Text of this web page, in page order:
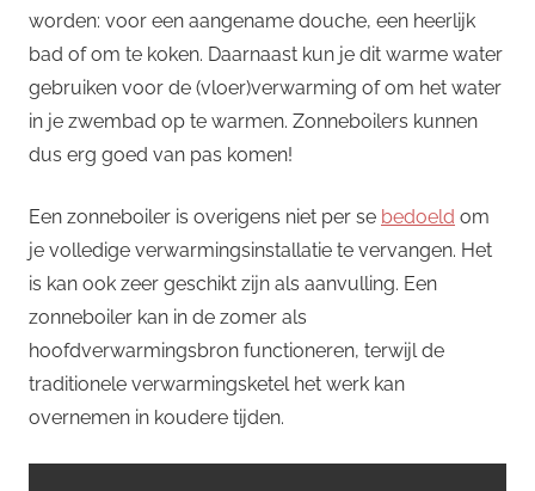
worden: voor een aangename douche, een heerlijk
bad of om te koken. Daarnaast kun je dit warme water
gebruiken voor de (vloer)verwarming of om het water
in je zwembad op te warmen. Zonneboilers kunnen
dus erg goed van pas komen!
Een zonneboiler is overigens niet per se bedoeld om
je volledige verwarmingsinstallatie te vervangen. Het
is kan ook zeer geschikt zijn als aanvulling. Een
zonneboiler kan in de zomer als
hoofdverwarmingsbron functioneren, terwijl de
traditionele verwarmingsketel het werk kan
overnemen in koudere tijden.